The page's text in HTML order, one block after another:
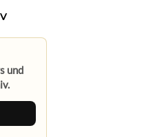
und